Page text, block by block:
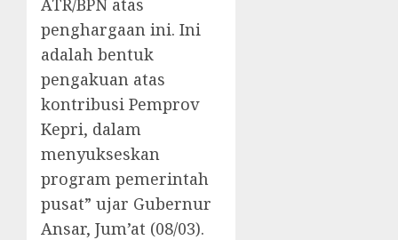
ATR/BPN atas
penghargaan ini. Ini
adalah bentuk
pengakuan atas
kontribusi Pemprov
Kepri, dalam
menyukseskan
program pemerintah
pusat” ujar Gubernur
Ansar, Jum’at (08/03).